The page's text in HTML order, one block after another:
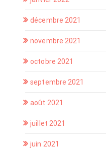
décembre 2021
novembre 2021
octobre 2021
septembre 2021
août 2021
juillet 2021
juin 2021